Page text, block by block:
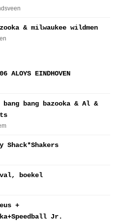
& milwaukee wildmen
ALOYS EINDHOVEN
bang bang bazooka & Al &
Shack*Shakers
boekel
+
Jr.